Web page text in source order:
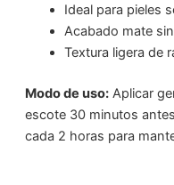
Ideal para pieles
Acabado mate
Textura ligera de
Modo de uso:Aplicar
escote 30 minutos
cada 2 horas para